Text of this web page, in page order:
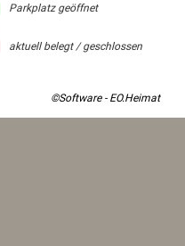
Parkplatz geöffnet
aktuell belegt / geschlossen
©Software - EO.Heimat